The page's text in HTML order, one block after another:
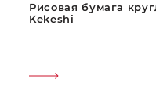
Рисовая бумага
Kekeshi